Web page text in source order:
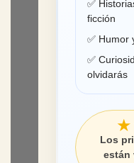
✅
ficción
✅ Humor
✅
olvidarás
Los
están